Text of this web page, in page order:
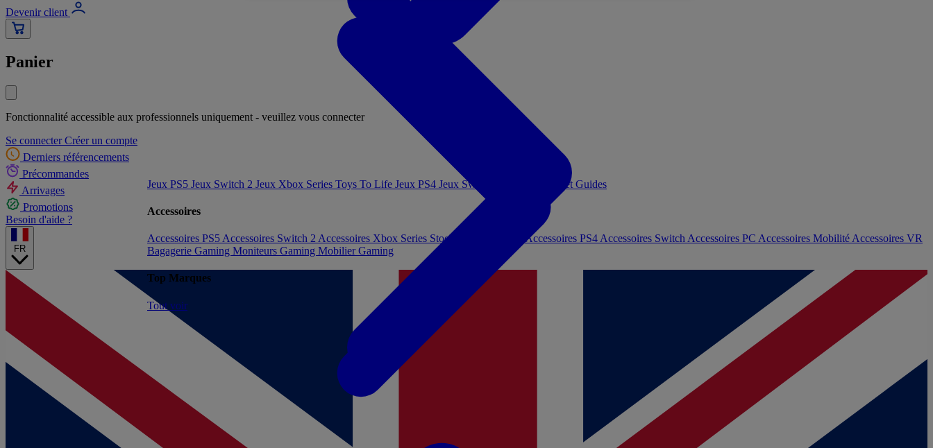
Devenir client
Panier
Fonctionnalité accessible aux professionnels uniquement - veuillez vous connecter
Se connecter Créer un compte
Derniers référencements
Précommandes
Arrivages
Promotions
Besoin d'aide ?
FR
Jeux PS5 Jeux Switch 2 Jeux Xbox Series Toys To Life Jeux PS4 Jeux Switch Livres et Guides
Accessoires
Accessoires PS5 Accessoires Switch 2 Accessoires Xbox Series Stockage et Mémoire Accessoires PS4 Accessoires Switch Accessoires PC Accessoires Mobilité Accessoires VR
Bagagerie Gaming Moniteurs Gaming Mobilier Gaming
Top Marques
Tout voir